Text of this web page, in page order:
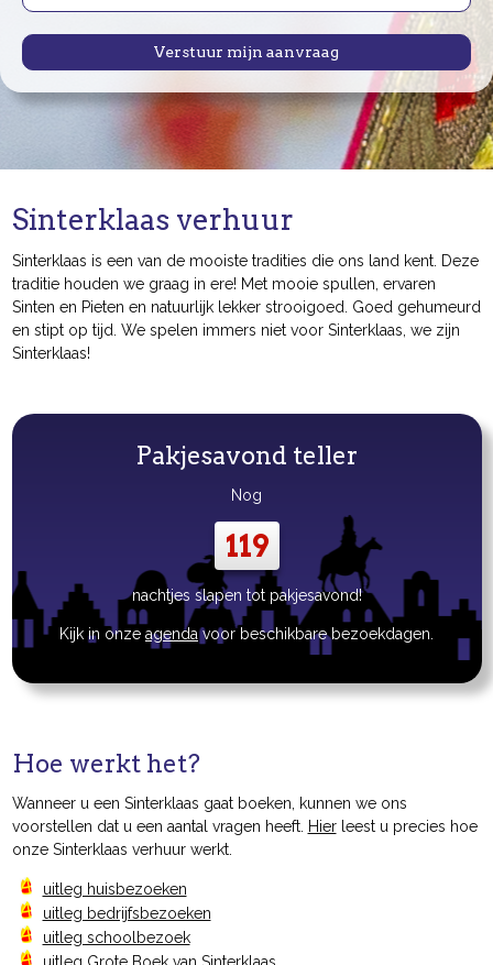
Verstuur mijn aanvraag
Sinterklaas verhuur
Sinterklaas is een van de mooiste tradities die ons land kent. Deze
traditie houden we graag in ere! Met mooie spullen, ervaren
Sinten en Pieten en natuurlijk lekker strooigoed. Goed gehumeurd
en stipt op tijd. We spelen immers niet voor Sinterklaas, we zijn
Sinterklaas!
Pakjesavond teller
Nog
119
nachtjes slapen tot pakjesavond!
Kijk in onze agendavoor beschikbare bezoekdagen.
Hoe werkt het?
Wanneer u een Sinterklaas gaat boeken, kunnen we ons
voorstellen dat u een aantal vragen heeft. Hierleest u precies hoe
onze Sinterklaas verhuur werkt.
uitleg huisbezoeken
uitleg bedrijfsbezoeken
uitleg schoolbezoek